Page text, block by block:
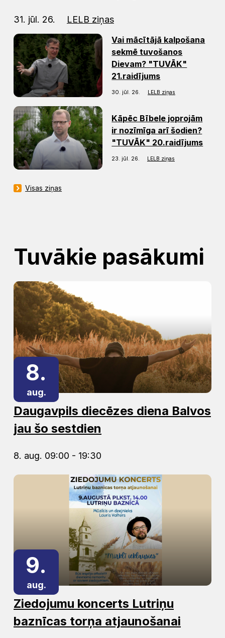
31. jūl. 26. LELB ziņas
Vai mācītājā kalpošana
sekmē tuvošanos
Dievam? "TUVĀK"
21.raidījums
30. jūl. 26. LELB ziņas
Kāpēc Bībele joprojām
ir nozīmīga arī šodien?
"TUVĀK" 20.raidījums
23. jūl. 26. LELB ziņas
Visas ziņas
Tuvākie pasākumi
8.
aug.
Daugavpils diecēzes diena Balvos
jau šo sestdien
8. aug. 09:00 - 19:30
9.
aug.
Ziedojumu koncerts Lutriņu
baznīcas torņa atjaunošanai